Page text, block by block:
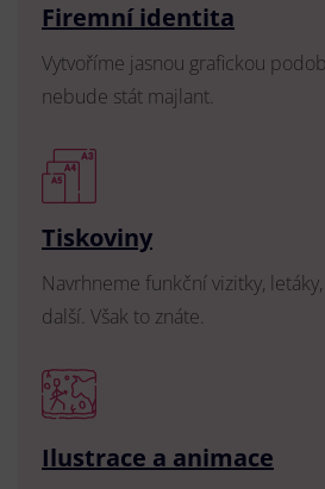
Firemní identita
Vytvoříme jasnou grafickou
nebude stát majlant.
Tiskoviny
Navrhneme funkční vizitky,
další. Však to znáte.
Ilustrace a animace